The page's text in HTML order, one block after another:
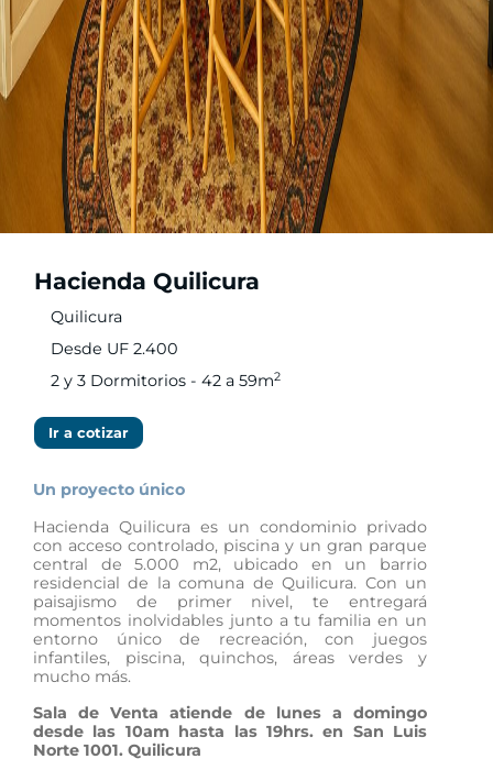
Hacienda Quilicura
Quilicura
Desde UF 2.400
2 y 3 Dormitorios - 42 a 59m2
Ir a cotizar
Un proyecto único
Hacienda Quilicura es un condominio privado
con acceso controlado, piscina y un gran parque
central de 5.000 m2, ubicado en un barrio
residencial de la comuna de Quilicura. Con un
paisajismo de primer nivel, te entregará
momentos inolvidables junto a tu familia en un
entorno único de recreación, con juegos
infantiles, piscina, quinchos, áreas verdes y
mucho más.
Sala de Venta atiende de lunes a domingo
desde las 10am hasta las 19hrs. en San Luis
Norte 1001. Quilicura